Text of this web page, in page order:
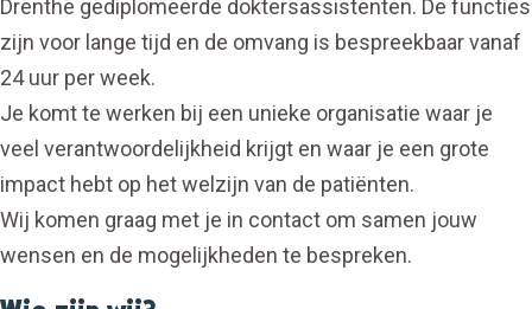
Drenthe gediplomeerde doktersassistenten. De functies
zijn voor lange tijd en de omvang is bespreekbaar vanaf
24 uur per week.
Je komt te werken bij een unieke organisatie waar je
veel verantwoordelijkheid krijgt en waar je een grote
impact hebt op het welzijn van de patiënten.
Wij komen graag met je in contact om samen jouw
wensen en de mogelijkheden te bespreken.